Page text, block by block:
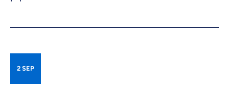
2 SEP